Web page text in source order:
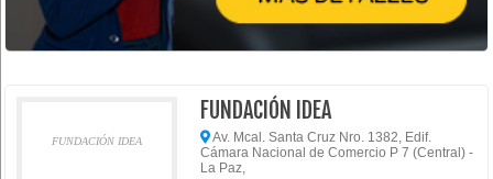
FUNDACIÓN IDEA
FUNDACIÓN IDEA
Av. Mcal. Santa Cruz Nro. 1382, Edif.
Cámara Nacional de Comercio P 7 (Central) -
La Paz,